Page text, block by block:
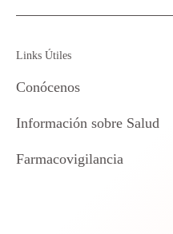
Links Útiles
Conócenos
Información sobre Salud
Farmacovigilancia